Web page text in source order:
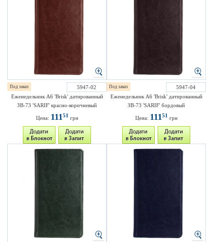
Под заказ
5947-02
Еженедельник A6 'Brisk' датированный
ЗВ-73 'SARIF' красно-коричневый
Цена: 11151 грн
Под заказ
5947-04
Еженедельник A6 'Brisk' датированный
ЗВ-73 'SARIF' бордовый
Цена: 11151 грн